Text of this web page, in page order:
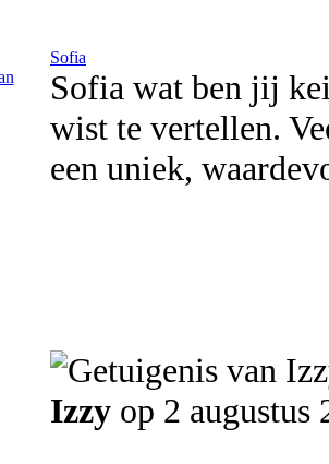
Sofia
Sofia wat ben jij
wist te vertellen.
een uniek,
Izzy op 2 augustus